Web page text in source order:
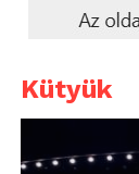
Kütyük